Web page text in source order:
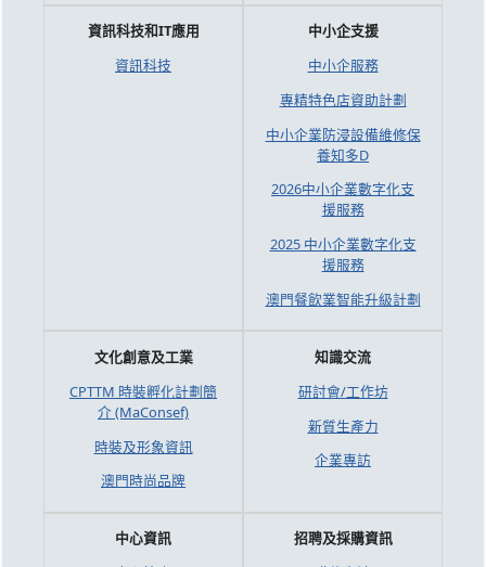
資訊科技和IT應用
資訊科技
中小企支援
中小企服務
專精特色店資助計劃
中小企業防浸設備維修保
養知多D
2026中小企業數字化支
援服務
2025 中小企業數字化支
援服務
澳門餐飲業智能升級計劃
文化創意及工業
CPTTM 時裝孵化計劃簡
介 (MaConsef)
時裝及形象資訊
澳門時尚品牌
知識交流
研討會/工作坊
新質生產力
企業專訪
中心資訊
招聘及採購資訊